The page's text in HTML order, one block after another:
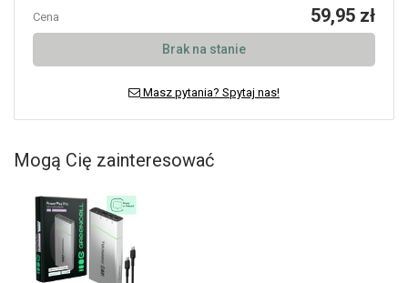
Cena 59,95 zł
Brak na stanie
Masz pytania? Spytaj nas!
Mogą Cię zainteresować